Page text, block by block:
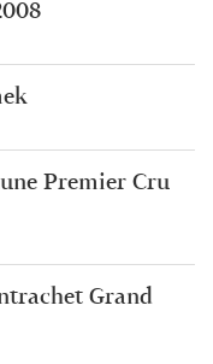
Premier Cru
Grand